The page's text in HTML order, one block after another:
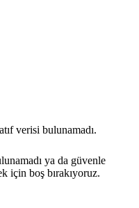
verisi bulunamadı.
ya da güvenle
için boş bırakıyoruz.